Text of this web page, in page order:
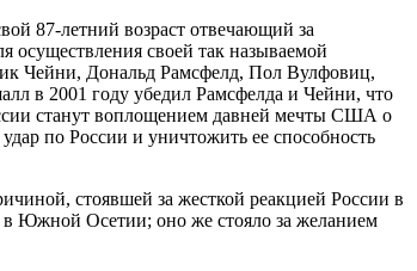
87-летний возраст отвечающий за
осуществления своей так называемой
Чейни, Дональд Рамсфелд, Пол Вулфовиц,
в 2001 году убедил Рамсфелда и Чейни, что
станут воплощением давней мечты США о
по России и уничтожить ее способность
стоявшей за жесткой реакцией России в
в Южной Осетии; оно же стояло за желанием